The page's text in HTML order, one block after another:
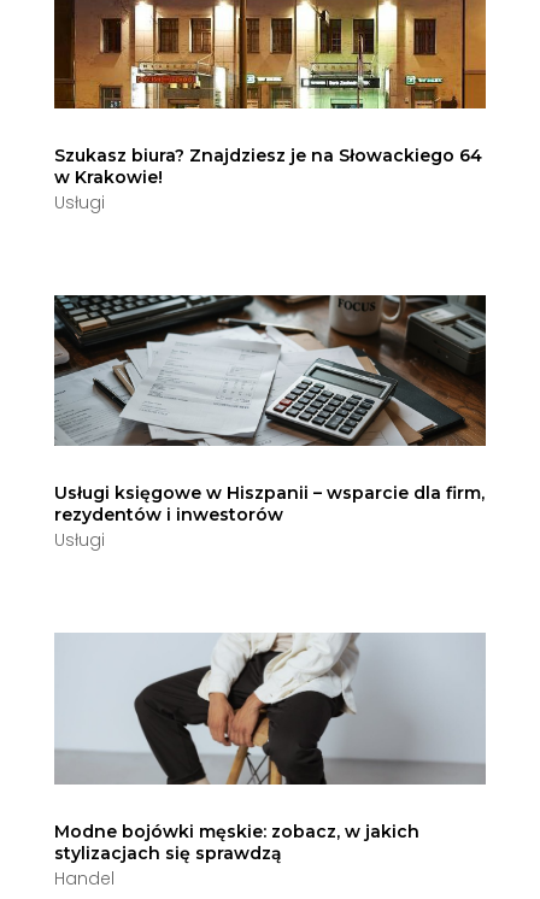
Szukasz biura? Znajdziesz je na Słowackiego 64
w Krakowie!
Usługi
Usługi księgowe w Hiszpanii – wsparcie dla firm,
rezydentów i inwestorów
Usługi
Modne bojówki męskie: zobacz, w jakich
stylizacjach się sprawdzą
Handel